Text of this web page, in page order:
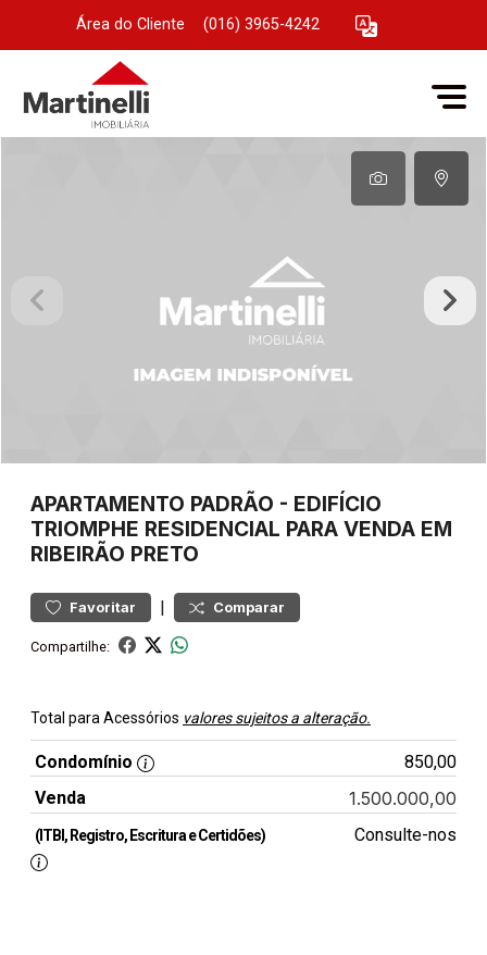
Área do Cliente (016) 3965-4242
APARTAMENTO PADRÃO - EDIFÍCIO
TRIOMPHE RESIDENCIAL PARA VENDA EM
RIBEIRÃO PRETO
Favoritar | Comparar
Compartilhe:
Total para Acessórios valores sujeitos a alteração.
Condomínio
850,00
Venda
1.500.000,00
(ITBI, Registro, Escritura e Certidões) Consulte-nos